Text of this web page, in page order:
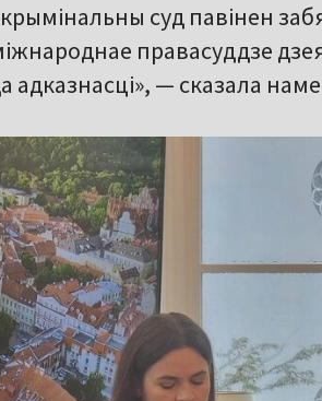
суд павінен
правасуддзе
адказнасці», — сказала